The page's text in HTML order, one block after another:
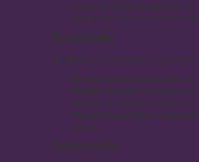
Teoria da Regulação do Sono:
Estabelecer uma rotina consistente
Realidade
A realidade do sono infantil é complexa
Variabilidade Individual: Cada
Desafios Comuns: Problemas
específicas para serem resolvidos.
Importância da Rotina:
criança.
Conclusão